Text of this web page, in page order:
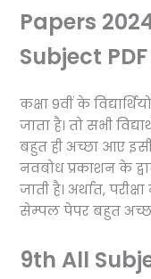
Papers
Subject
कक्षा 9वीं के
जाता है। तो सभी
बहुत ही अच्छा आए
नवबोध प्रकाशन के
जाती है। अर्थात,
सेम्पल पेपर बहुत
9th All